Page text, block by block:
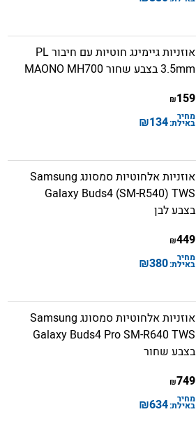
אוזניות גיימינג חוטיות עם חיבור PL
3.5mm בצבע שחור MAONO MH700
159
₪
מחיר
באילת:134
₪
אוזניות אלחוטיות סמסונג Samsung
Galaxy Buds4 (SM-R540) TWS
בצבע לבן
449
₪
מחיר
באילת:380
₪
אוזניות אלחוטיות סמסונג Samsung
Galaxy Buds4 Pro SM-R640 TWS
בצבע שחור
749
₪
מחיר
באילת:634
₪